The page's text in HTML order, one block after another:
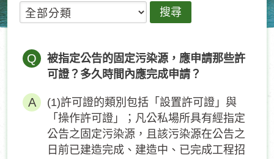
Q
被指定公告的固定污染源，應申請那些許
可證？多久時間內應完成申請？
(1)許可證的類別包括「設置許可證」與
「操作許可證」；凡公私場所具有經指定
公告之固定污染源，且該污染源在公告之
日前已建造完成、建造中、已完成工程招